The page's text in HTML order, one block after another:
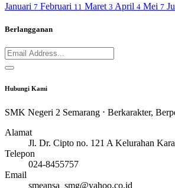
Januari 7 Februari 11 Maret 3 April 4 Mei 7
Berlangganan
Hubungi Kami
SMK Negeri 2 Semarang ⋅ Berkarakter,
Alamat
Jl. Dr. Cipto no. 121 A Kelurahan
Telepon
024-8455757
Email
smeansa_smg@yahoo.co.id